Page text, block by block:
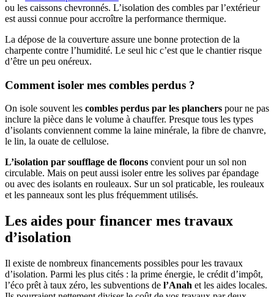
ou les caissons chevronnés. L’isolation des combles par l’extérieur
est aussi connue pour accroître la performance thermique.
La dépose de la couverture assure une bonne protection de la
charpente contre l’humidité. Le seul hic c’est que le chantier risque
d’être un peu onéreux.
Comment isoler mes combles perdus ?
On isole souvent les combles perdus par les planchers pour ne pas
inclure la pièce dans le volume à chauffer. Presque tous les types
d’isolants conviennent comme la laine minérale, la fibre de chanvre,
le lin, la ouate de cellulose.
L’isolation par soufflage de flocons convient pour un sol non
circulable. Mais on peut aussi isoler entre les solives par épandage
ou avec des isolants en rouleaux. Sur un sol praticable, les rouleaux
et les panneaux sont les plus fréquemment utilisés.
Les aides pour financer mes travaux
d’isolation
Il existe de nombreux financements possibles pour les travaux
d’isolation. Parmi les plus cités : la prime énergie, le crédit d’impôt,
l’éco prêt à taux zéro, les subventions de l’Anah et les aides locales.